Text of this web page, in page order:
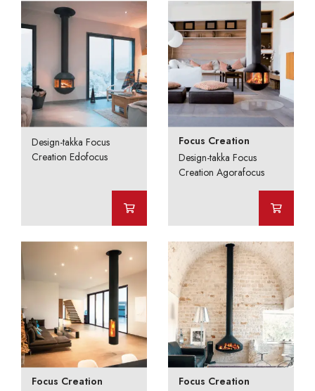
Design-takka Focus
Creation Edofocus
Focus Creation
Design-takka Focus
Creation Agorafocus
Focus Creation
Focus Creation